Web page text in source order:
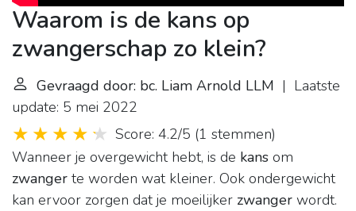
Waarom is de kans op
zwangerschap zo klein?
Gevraagd door: bc. Liam Arnold LLM | Laatste
update: 5 mei 2022
Score: 4.2/5 (1 stemmen)
Wanneer je overgewicht hebt, is de kans om
zwanger te worden wat kleiner. Ook ondergewicht
kan ervoor zorgen dat je moeilijker zwanger wordt.